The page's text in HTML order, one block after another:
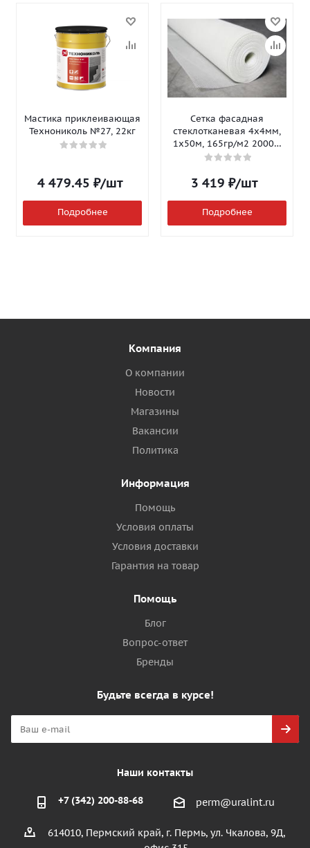
Мастика приклеивающая
Технониколь №27, 22кг
4 479.45 ₽/шт
Подробнее
Сетка фасадная
стеклотканевая 4х4мм,
1х50м, 165гр/м2 2000Н
Isomax-165
3 419 ₽/шт
Подробнее
Компания
О компании
Новости
Магазины
Вакансии
Политика
Информация
Помощь
Условия оплаты
Условия доставки
Гарантия на товар
Помощь
Блог
Вопрос-ответ
Бренды
Будьте всегда в курсе!
Наши контакты
+7 (342) 200-88-68 perm@uralint.ru
614010, Пермский край, г. Пермь, ул. Чкалова, 9Д,